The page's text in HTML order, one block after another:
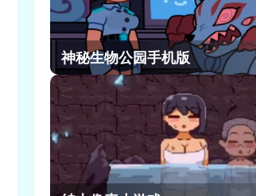
神秘生物公园手机版